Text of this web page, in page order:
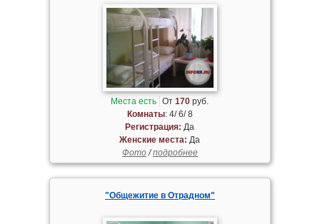
Места есть От170 руб.
Комнаты: 4/ 6/ 8
Регистрация: Да
Женские места: Да
Фото/подробнее
"Общежитие в Отрадном"